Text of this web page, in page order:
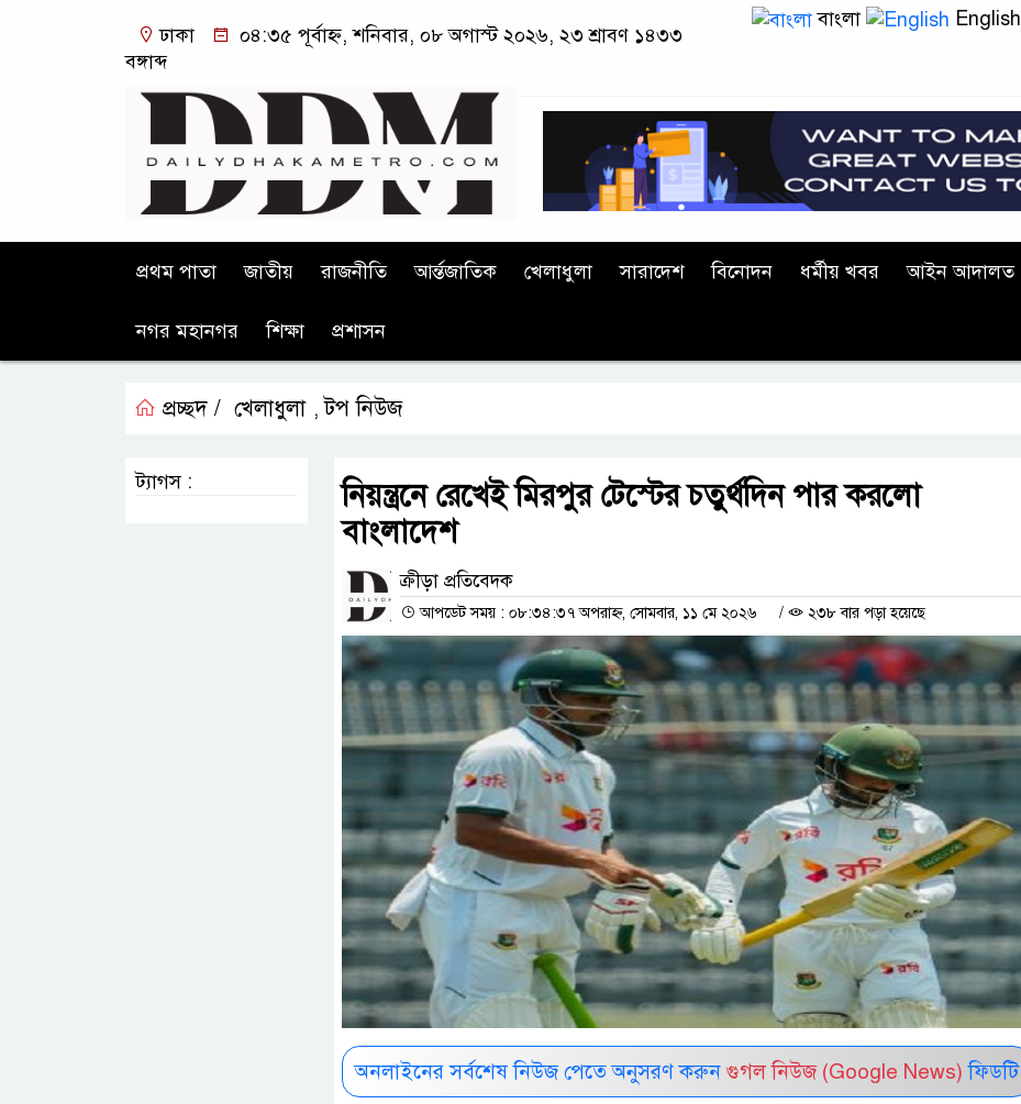
ঢাকা
০৪:৩৫ পূর্বাহ্ন, শনিবার, ০৮ অগাস্ট ২০২৬, ২৩ শ্রাবণ ১৪৩৩
বঙ্গাব্দ
বাংলা English
প্রথম পাতা জাতীয় রাজনীতি আর্ন্তজাতিক খেলাধুলা সারাদেশ বিনোদন ধর্মীয় খবর আইন আদালত
নগর মহানগর শিক্ষা প্রশাসন
প্রচ্ছদ / খেলাধুলা ,টপ নিউজ
নিয়ন্ত্রনে রেখেই মিরপুর টেস্টের চতুর্থদিন পার করলো
বাংলাদেশ
ক্রীড়া প্রতিবেদক
আপডেট সময় : ০৮:৩৪:৩৭ অপরাহ্ন, সোমবার, ১১ মে ২০২৬ / ২৩৮ বার পড়া হয়েছে
অনলাইনের সর্বশেষ নিউজ পেতে অনুসরণ করুন গুগল নিউজ (Google News) ফিডটি
ট্যাগস :